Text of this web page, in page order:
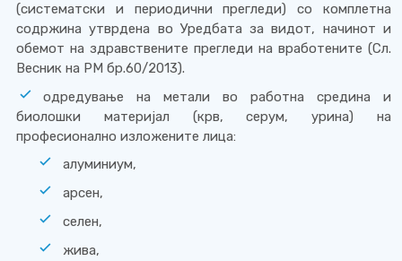
(систематски и периодични прегледи) со комплетна
содржина утврдена во Уредбата за видот, начинот и
обемот на здравствените прегледи на вработените (Сл.
Весник на РМ бр.60/2013).
одредување на метали во работна средина и
биолошки материјал (крв, серум, урина) на
професионално изложените лица:
алуминиум,
арсен,
селен,
жива,